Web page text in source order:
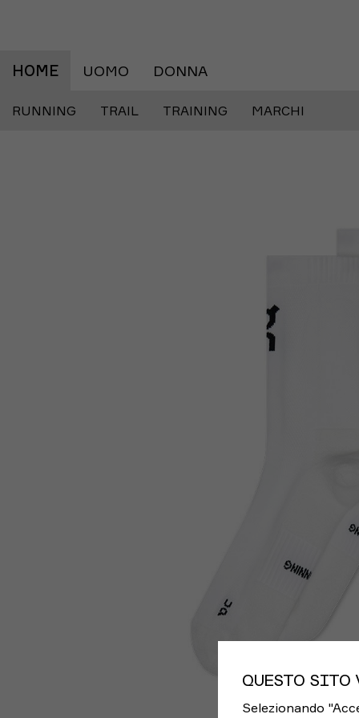
HOME UOMO DONNA
RUNNING TRAIL TRAINING MARCHI
QUESTO
Selezionando